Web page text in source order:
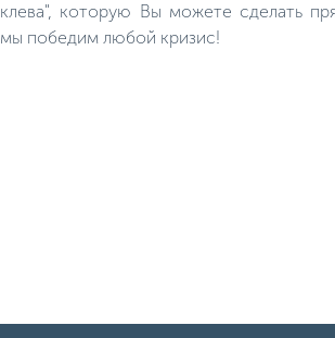
клева", которую Вы можете сделать
мы победим любой кризис!